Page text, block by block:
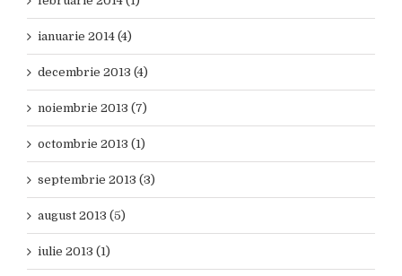
ianuarie 2014 (4)
decembrie 2013 (4)
noiembrie 2013 (7)
octombrie 2013 (1)
septembrie 2013 (3)
august 2013 (5)
iulie 2013 (1)